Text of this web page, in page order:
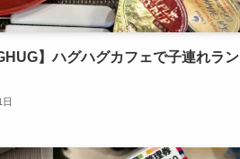
】ハグハグカフェで子連れラン